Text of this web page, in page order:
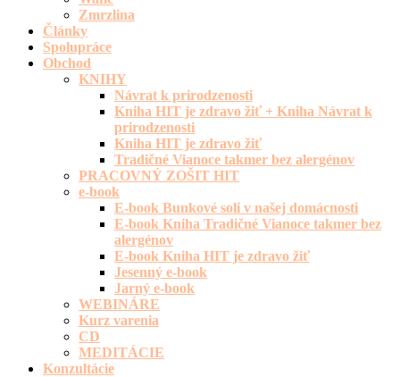
Zmrzlina
Články
Spolupráce
Obchod
KNIHY
Návrat k prirodzenosti
Kniha HIT je zdravo žiť + Kniha Návrat k
prirodzenosti
Kniha HIT je zdravo žiť
Tradičné Vianoce takmer bez alergénov
PRACOVNÝ ZOŠIT HIT
e-book
E-book Bunkové soli v našej domácnosti
E-book Kniha Tradičné Vianoce takmer bez
alergénov
E-book Kniha HIT je zdravo žiť
Jesenný e-book
Jarný e-book
WEBINÁRE
Kurz varenia
CD
MEDITÁCIE
Konzultácie